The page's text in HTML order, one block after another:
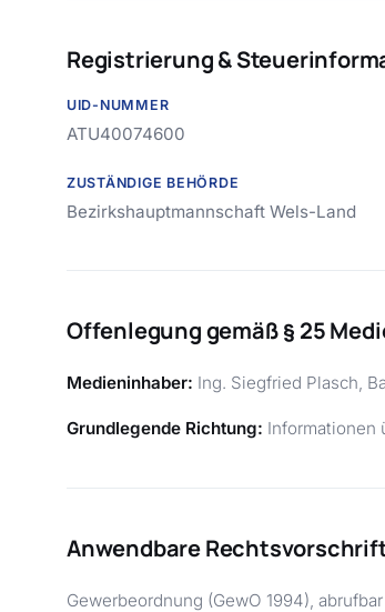
Registrierung &
UID-NUMMER
ATU40074600
ZUSTÄNDIGE BEHÖRDE
Bezirkshauptmannschaft Wels-Land
Offenlegung gemäß § 25
Medieninhaber: Ing. Siegfried Plasch,
Grundlegende Richtung: Informationen
Anwendbare
Gewerbeordnung (GewO 1994),